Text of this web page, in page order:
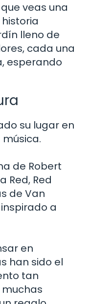
veas una
lleno de
cada una
esperando
su lugar en
de Robert
Red, Red
de Van
a
en
han sido el
tan